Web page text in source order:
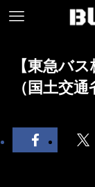
【東急バ
（国土交通